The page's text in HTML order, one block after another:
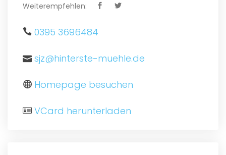
Weiterempfehlen:
0395 3696484
sjz@hinterste-muehle.de
Homepage besuchen
VCard herunterladen